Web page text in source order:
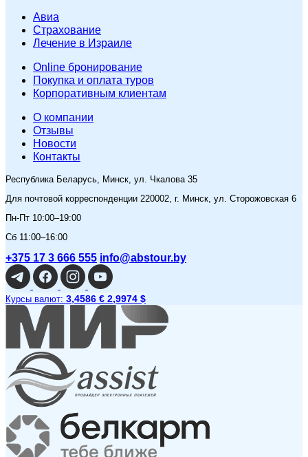
Авиа
Страхование
Лечение в Израиле
Online бронирование
Покупка и оплата туров
Корпоративным клиентам
O компании
Отзывы
Новости
Контакты
Республика Беларусь, Минск, ул. Чкалова 35
Для почтовой корреспонденции 220002, г. Минск, ул. Сторожовская 6
Пн-Пт 10:00–19:00
Сб 11:00–16:00
+375 17 3 666 555 info@abstour.by
Курсы валют: 3,4586 € 2,9974 $